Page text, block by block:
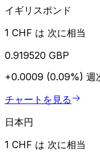
イギリスポンド
1 CHF は 次に相当
0.919520 GBP
+0.0009 (0.09%) 週
チャートを見る
日本円
1 CHF は 次に相当